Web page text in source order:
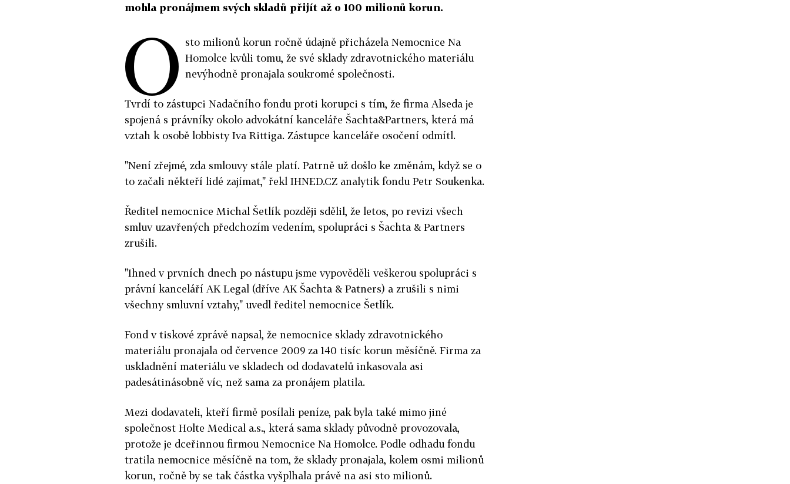
mohla pronájmem svých skladů přijít až o 100 milionů korun.
O sto milionů korun ročně údajně přicházela Nemocnice Na
Homolce kvůli tomu, že své sklady zdravotnického materiálu
nevýhodně pronajala soukromé společnosti.
Tvrdí to zástupci Nadačního fondu proti korupci s tím, že firma Alseda je
spojená s právníky okolo advokátní kanceláře Šachta&Partners, která má
vztah k osobě lobbisty Iva Rittiga. Zástupce kanceláře osočení odmítl.
"Není zřejmé, zda smlouvy stále platí. Patrně už došlo ke změnám, když se o
to začali někteří lidé zajímat," řekl IHNED.CZ analytik fondu Petr Soukenka.
Ředitel nemocnice Michal Šetlík později sdělil, že letos, po revizi všech
smluv uzavřených předchozím vedením, spolupráci s Šachta & Partners
zrušili.
"Ihned v prvních dnech po nástupu jsme vypověděli veškerou spolupráci s
právní kanceláří AK Legal (dříve AK Šachta & Patners) a zrušili s nimi
všechny smluvní vztahy," uvedl ředitel nemocnice Šetlík.
Fond v tiskové zprávě napsal, že nemocnice sklady zdravotnického
materiálu pronajala od července 2009 za 140 tisíc korun měsíčně. Firma za
uskladnění materiálu ve skladech od dodavatelů inkasovala asi
padesátinásobně víc, než sama za pronájem platila.
Mezi dodavateli, kteří firmě posílali peníze, pak byla také mimo jiné
společnost Holte Medical a.s., která sama sklady původně provozovala,
protože je dceřinnou firmou Nemocnice Na Homolce. Podle odhadu fondu
tratila nemocnice měsíčně na tom, že sklady pronajala, kolem osmi milionů
korun, ročně by se tak částka vyšplhala právě na asi sto milionů.